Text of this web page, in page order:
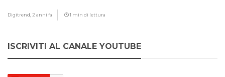
Digitrend, 2 anni fa 1 min di lettura
ISCRIVITI AL CANALE YOUTUBE